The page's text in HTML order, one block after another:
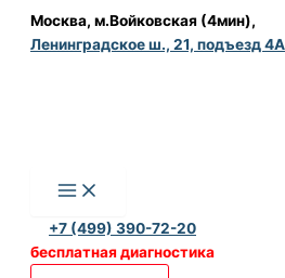
Перейти
Москва, м.Войковская (4мин),
Ленинградское ш., 21, подъезд 4А
+7 (499) 390-72-20
бесплатная диагностика